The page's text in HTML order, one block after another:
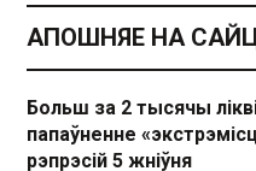
АПОШНЯЕ НА
Больш за 2 тысячы
папаўненне
рэпрэсій 5 жніўня